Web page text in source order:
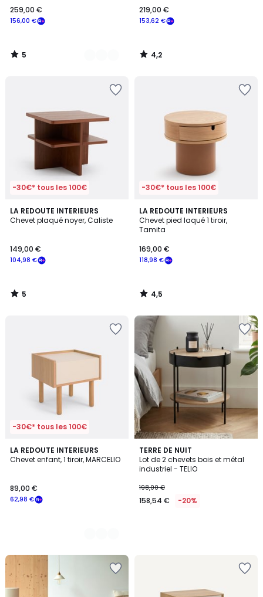
156,00 €
259,00 €
5
/
153,62 €
219,00 €
4,2
/
-30€* tous les 100€
LA REDOUTE INTERIEURS
Chevet plaqué noyer, Caliste
104,98 €
149,00 €
5
/
5
/
-30€* tous les 100€
LA REDOUTE INTERIEURS
Chevet pied laqué 1 tiroir,
Tamita
118,98 €
169,00 €
4,5
/ 5
4,5
/
-30€* tous les 100€
LA REDOUTE INTERIEURS
Chevet enfant, 1 tiroir, MARCELIO
62,98 €
89,00 €
2
Couleurs
TERRE DE NUIT
Lot de 2 chevets bois et métal
industriel - TELIO
198,00 €
158,54 € -20%